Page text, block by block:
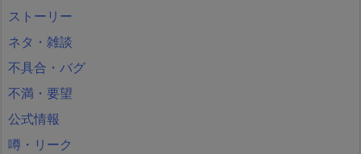
ストーリー
ネタ・雑談
不具合・バグ
不満・要望
公式情報
噂・リーク